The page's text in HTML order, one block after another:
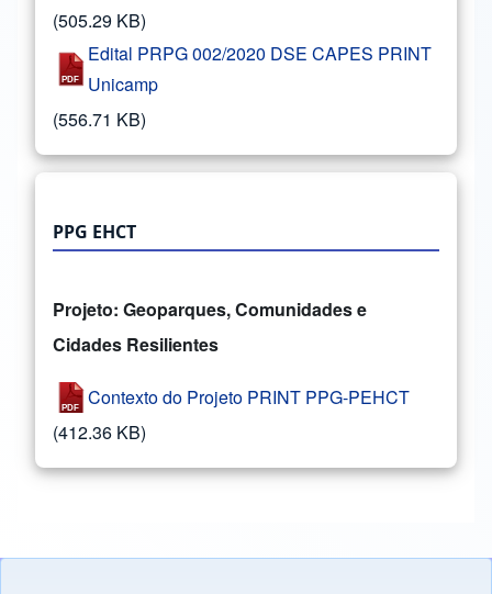
(505.29 KB)
Edital PRPG 002/2020 DSE CAPES PRINT
Unicamp
(556.71 KB)
PPG EHCT
Projeto: Geoparques, Comunidades e
Cidades Resilientes
Contexto do Projeto PRINT PPG-PEHCT
(412.36 KB)